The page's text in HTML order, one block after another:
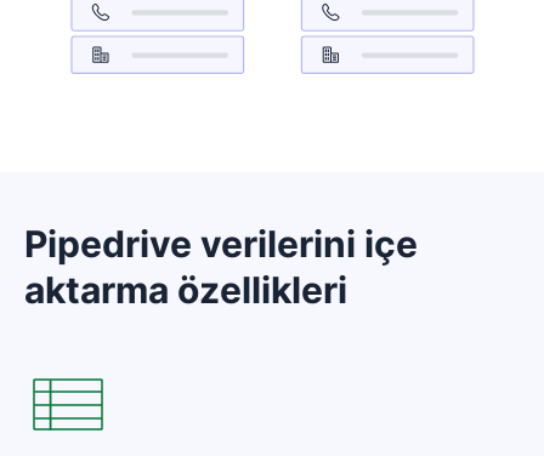
Pipedrive verilerini içe
aktarma özellikleri